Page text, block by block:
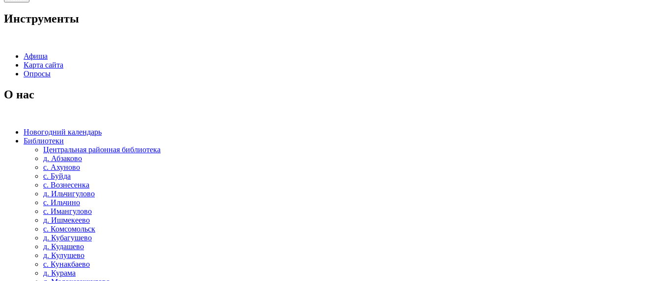
Инструменты
Афиша
Карта сайта
Опросы
О нас
Новогодний календарь
Библиотеки
Центральная районная библиотека
д. Абзаково
с. Ахуново
с. Буйда
с. Вознесенка
д. Ильчигулово
с. Ильчино
с. Имангулово
д. Ишмекеево
с. Комсомольск
д. Кубагушево
д. Кудашево
д. Кулушево
с. Кунакбаево
д. Курама